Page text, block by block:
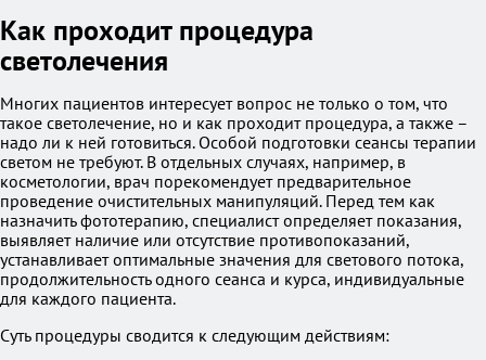
Как проходит процедура
светолечения
Многих пациентов интересует вопрос не только о том, что
такое светолечение, но и как проходит процедура, а также –
надо ли к ней готовиться. Особой подготовки сеансы терапии
светом не требуют. В отдельных случаях, например, в
косметологии, врач порекомендует предварительное
проведение очистительных манипуляций. Перед тем как
назначить фототерапию, специалист определяет показания,
выявляет наличие или отсутствие противопоказаний,
устанавливает оптимальные значения для светового потока,
продолжительность одного сеанса и курса, индивидуальные
для каждого пациента.
Суть процедуры сводится к следующим действиям: